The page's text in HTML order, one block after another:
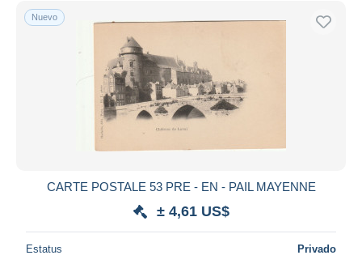
Nuevo
CARTE POSTALE 53 PRE - EN - PAIL MAYENNE
± 4,61 US$
Estatus Privado